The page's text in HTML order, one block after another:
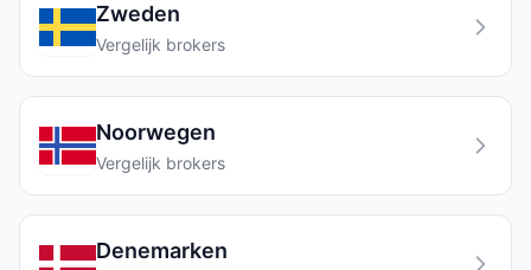
Zweden
Vergelijk brokers
Noorwegen
Vergelijk brokers
Denemarken